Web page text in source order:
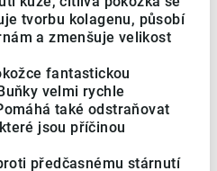
tvorbu kolagenu, působí
a zmenšuje velikost
fantastickou
velmi rychle
také odstraňovat
jsou příčinou
předčasnému stárnutí